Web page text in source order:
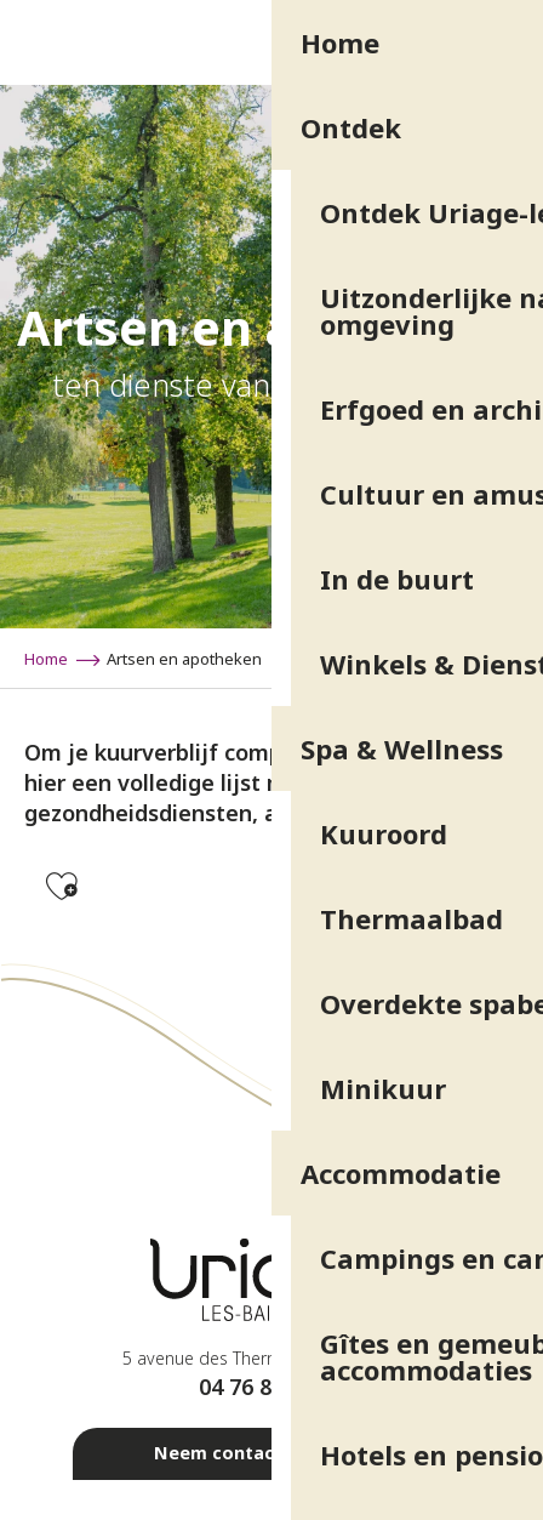
principal
Home
Ontdek
Ontdek Uriage-
Uitzonderlijke
omgeving
Erfgoed en
Cultuur en
In de buurt
Winkels &
Spa & Wellness
Kuuroord
Thermaalbad
Overdekte
Minikuur
Accommodatie
Campings en
Gîtes en
accommodaties
Hotels en
Artsen en apotheken
ten dienste van uw gezondheid
Home Artsen en apotheken
Om je kuurverblijf compleet te maken, vind je
hier een volledige lijst met aanvullende
gezondheidsdiensten, apotheken en artsen.
Ajouter aux favoris
RAYNAUD Sylvie
Ostéopathe : BAUT Emilie
FERNBACH Céline
Pharmacie des Thermes
Ostéopathe : PALLARES Guillaume
Dr ROSE-PICOT Christine
Vétérinaire : Clinique vétérinaire des Thermes
Etiopathie : VAUDET Louisiane
Poussin Gérard
Cabinet du groupe JOUIN et MIGNOT-LEBREC
5 avenue des Thermes - 38410 Uriage
04 76 89 10 27
Neem contact met ons op